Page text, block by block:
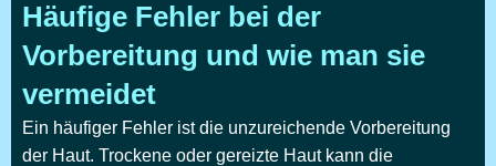
Häufige Fehler bei der
Vorbereitung und wie man sie
vermeidet
Ein häufiger Fehler ist die unzureichende Vorbereitung
der Haut. Trockene oder gereizte Haut kann die